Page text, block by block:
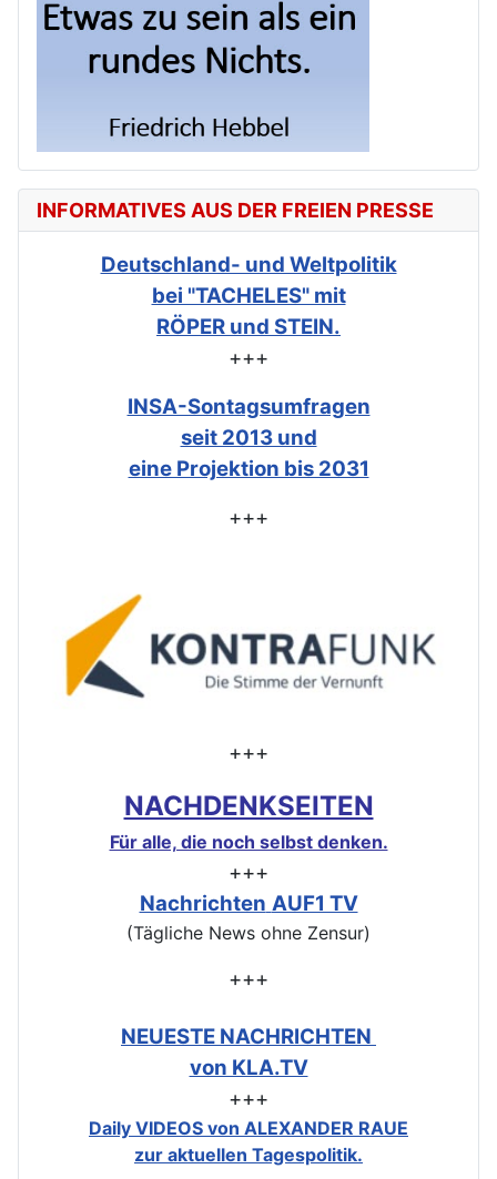
INFORMATIVES AUS DER FREIEN PRESSE
Deutschland- und Weltpolitik
bei "TACHELES" mit
RÖPER und STEIN.
+++
INSA-Sontagsumfragen
seit 2013 und
eine Projektion bis 2031
+++
+++
NACHDENKSEITEN
Für alle, die noch selbst denken.
+++
Nachrichten AUF1 TV
(Tägliche News ohne Zensur)
+++
NEUESTE NACHRICHTEN
von KLA.TV
+++
Daily VIDEOS von ALEXANDER RAUE
zur aktuellen Tagespolitik.